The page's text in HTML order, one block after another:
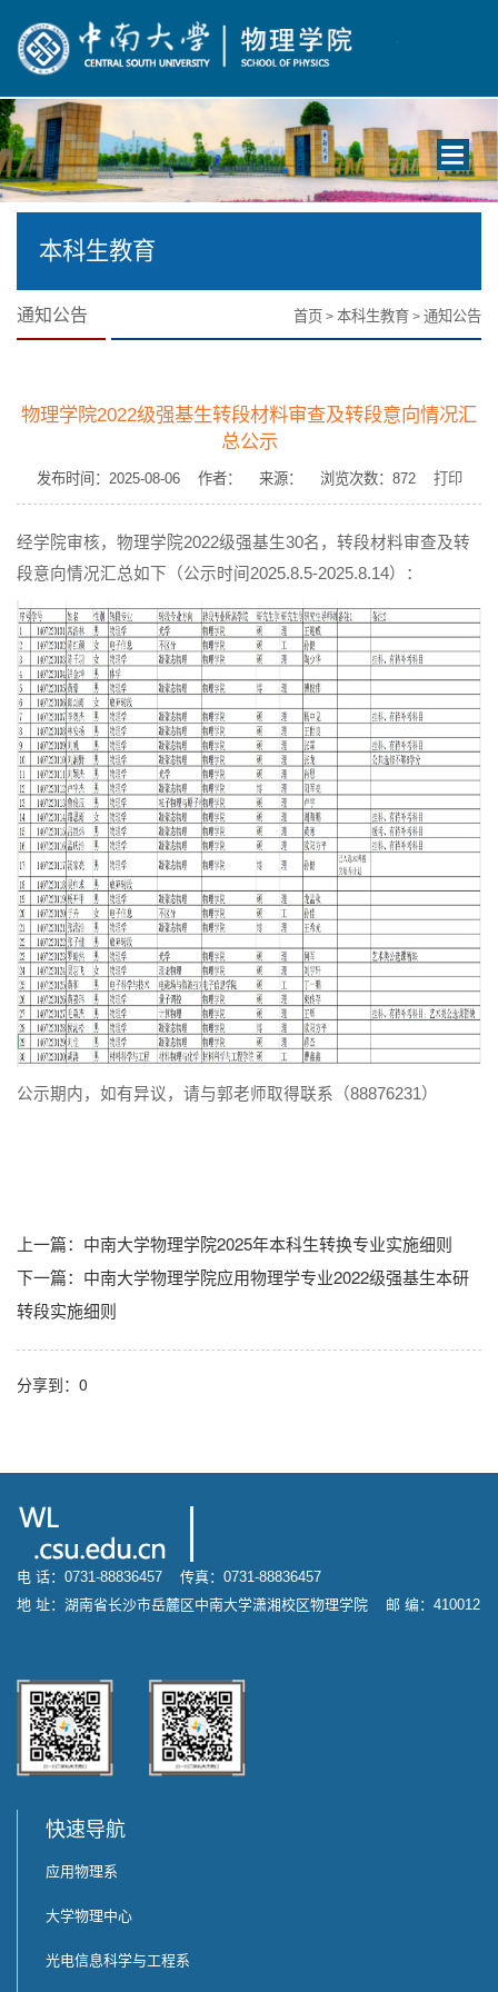
Toggle
本科生教育
通知公告 首页 > 本科生教育 > 通知公告
物理学院2022级强基生转段材料审查及转段意向情况汇
总公示
发布时间：2025-08-06 作者： 来源： 浏览次数： 872 打印
经学院审核，物理学院2022级强基生30名， 转段材料审查及转
段意向情况汇总如下（公示时间2025.8.5-2025.8.14）：
公示期内，如有异议，请与郭老师取得联系（88876231）
上一篇： 中南大学物理学院2025年本科生转换专业实施细则
下一篇： 中南大学物理学院应用物理学专业2022级强基生本研
转段实施细则
分享到： 0
电 话：0731-88836457 传真：0731-88836457
地 址：湖南省长沙市岳麓区中南大学潇湘校区物理学院 邮 编：410012
快速导航
应用物理系
大学物理中心
光电信息科学与工程系